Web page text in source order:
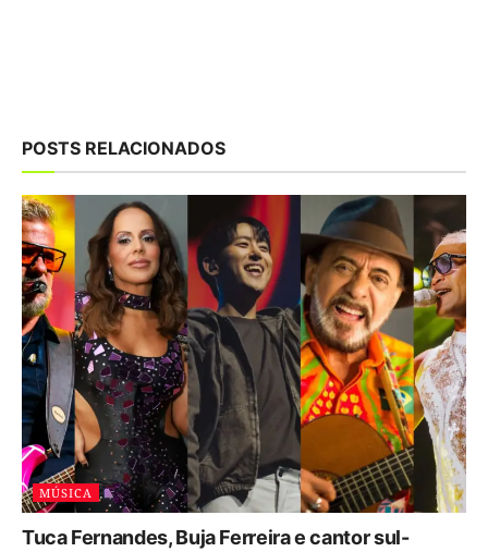
POSTS RELACIONADOS
MÚSICA
Tuca Fernandes, Buja Ferreira e cantor sul-